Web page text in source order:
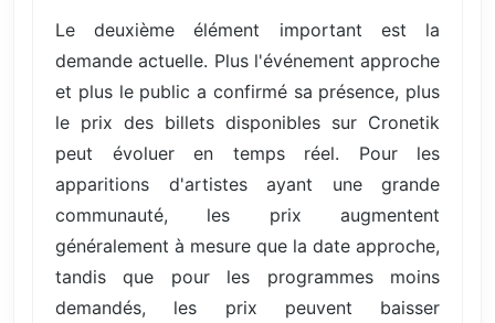
Le deuxième élément important est la
demande actuelle. Plus l'événement approche
et plus le public a confirmé sa présence, plus
le prix des billets disponibles sur Cronetik
peut évoluer en temps réel. Pour les
apparitions d'artistes ayant une grande
communauté, les prix augmentent
généralement à mesure que la date approche,
tandis que pour les programmes moins
demandés, les prix peuvent baisser